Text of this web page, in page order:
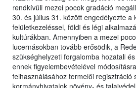
rendkívüli mezei pocok gradáció
30. és július 31. között engedélyezte a
felületkezeléssel, földi és légi
kultúrákban. Amennyiben a mezei
lucernásokban tovább erősödik, a
szükséghelyzeti forgalomba hozatali
ennek figyelembevételével
felhasználásához termelői regisztráció